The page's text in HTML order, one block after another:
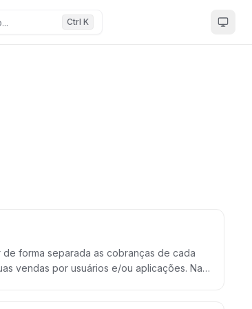
Ctrl K
forma separada as cobranças de cada